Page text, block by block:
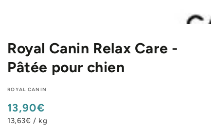
Royal Canin Relax Care -
Pâtée pour chien
ROYAL CANIN
Prix
normal
13,90€
13,63€ / kg